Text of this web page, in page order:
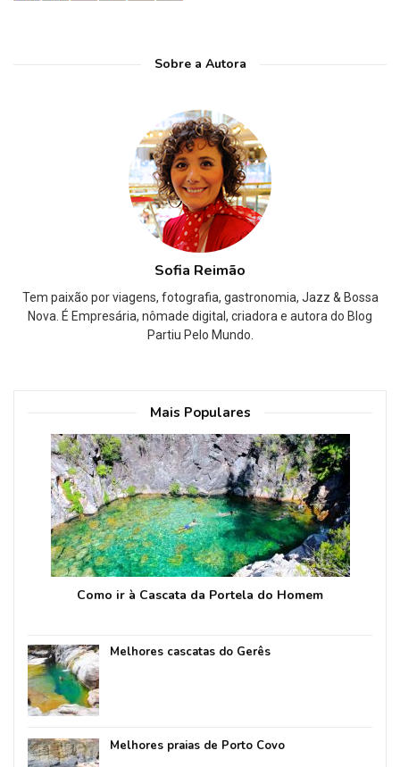
Sobre a Autora
Sofia Reimão
Tem paixão por viagens, fotografia, gastronomia, Jazz & Bossa
Nova. É Empresária, nômade digital, criadora e autora do Blog
Partiu Pelo Mundo.
Mais Populares
Como ir à Cascata da Portela do Homem
Melhores cascatas do Gerês
Melhores praias de Porto Covo